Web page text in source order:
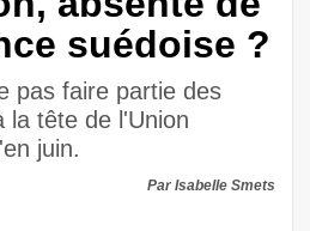
suédoise ?
pas faire partie des
la tête de l'Union
juin.
Par Isabelle Smets